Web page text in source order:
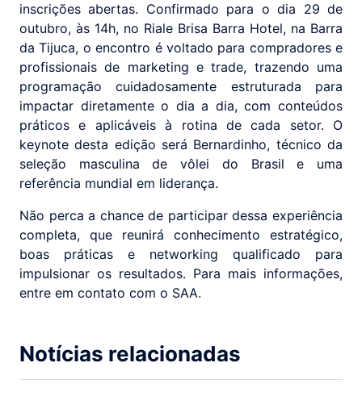
inscrições abertas. Confirmado para o dia 29 de
outubro, às 14h, no Riale Brisa Barra Hotel, na Barra
da Tijuca, o encontro é voltado para compradores e
profissionais de marketing e trade, trazendo uma
programação cuidadosamente estruturada para
impactar diretamente o dia a dia, com conteúdos
práticos e aplicáveis à rotina de cada setor. O
keynote desta edição será Bernardinho, técnico da
seleção masculina de vôlei do Brasil e uma
referência mundial em liderança.
Não perca a chance de participar dessa experiência
completa, que reunirá conhecimento estratégico,
boas práticas e networking qualificado para
impulsionar os resultados. Para mais informações,
entre em contato com o SAA.
Notícias relacionadas